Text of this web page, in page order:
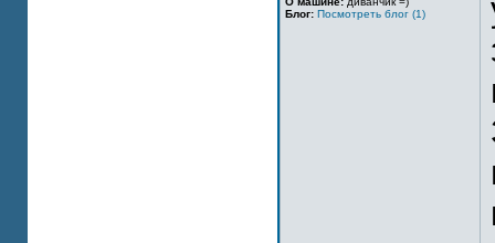
Блог: Посмотреть блог (1)